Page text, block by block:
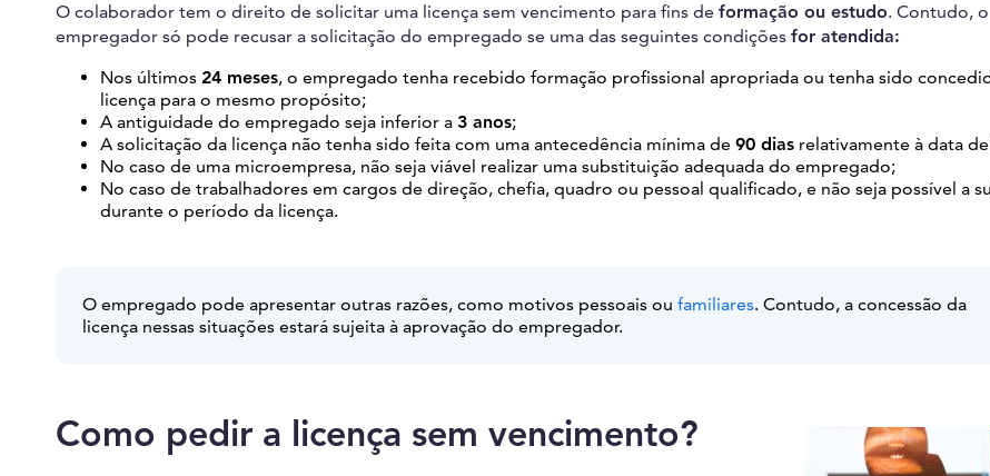
O colaborador tem o direito de solicitar uma licença sem vencimento para fins de formação ou estudo. Contudo, o
empregador só pode recusar a solicitação do empregado se uma das seguintes condições for atendida:
Nos últimos 24 meses, o empregado tenha recebido formação profissional apropriada ou tenha sido
licença para o mesmo propósito;
A antiguidade do empregado seja inferior a 3 anos;
A solicitação da licença não tenha sido feita com uma antecedência mínima de 90 dias relativamente à data
No caso de uma microempresa, não seja viável realizar uma substituição adequada do empregado;
No caso de trabalhadores em cargos de direção, chefia, quadro ou pessoal qualificado, e não seja possível a
durante o período da licença.
O empregado pode apresentar outras razões, como motivos pessoais ou familiares. Contudo, a concessão da
licença nessas situações estará sujeita à aprovação do empregador.
Como pedir a licença sem vencimento?